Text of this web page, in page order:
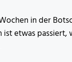
in der
etwas